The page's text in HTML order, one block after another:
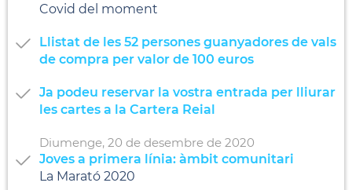
Covid del moment
Llistat de les 52 persones guanyadores de vals
de compra per valor de 100 euros
Ja podeu reservar la vostra entrada per lliurar
les cartes a la Cartera Reial
Diumenge, 20 de desembre de 2020
Joves a primera línia: àmbit comunitari
La Marató 2020